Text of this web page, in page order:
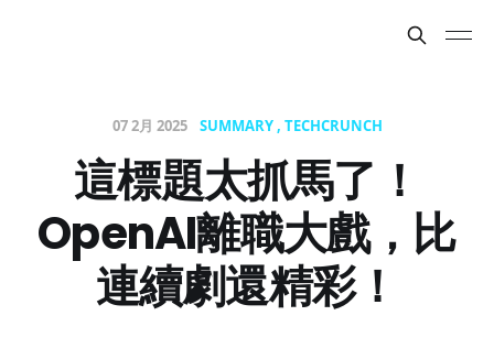
07 2月 2025 SUMMARY TECHCRUNCH
這標題太抓馬了！
OpenAI離職大戲，比
連續劇還精彩！